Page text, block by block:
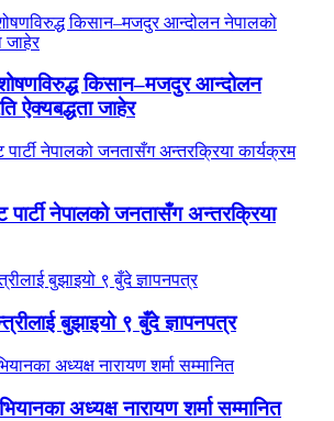
शोषणविरुद्ध किसान–मजदुर आन्दोलन
ऐक्यबद्धता जाहेर
पार्टी नेपालको जनतासँग अन्तरक्रिया
बुझाइयो ९ बुँदे ज्ञापनपत्र
अध्यक्ष नारायण शर्मा सम्मानित